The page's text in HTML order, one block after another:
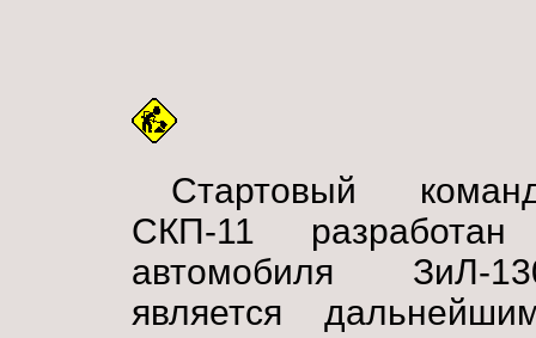
Стартовый
СКП-11
автомобиля ЗиЛ-
является